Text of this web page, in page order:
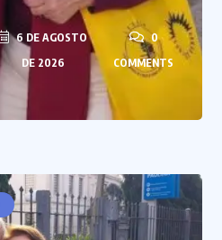
6 DE AGOSTO
DE 2026
0
COMMENTS